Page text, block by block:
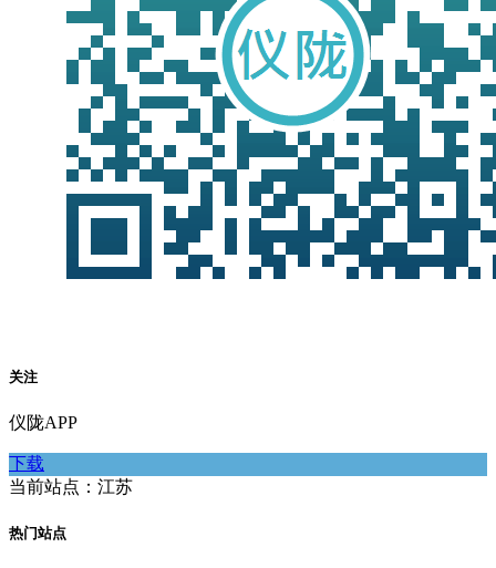
关注
仪陇APP
下载
当前站点：江苏
热门站点